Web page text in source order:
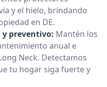
y el hielo, brindando
en DE.
preventivo: Mantén los
anual e
Neck. Detectamos
tu hogar siga fuerte y